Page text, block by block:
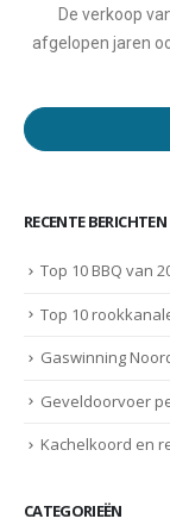
De verkoop
afgelopen jaren
RECENTE BERICHTEN
Top 10 BBQ van
Top 10
Gaswinning
Geveldoorvoer
Kachelkoord en
CATEGORIEËN